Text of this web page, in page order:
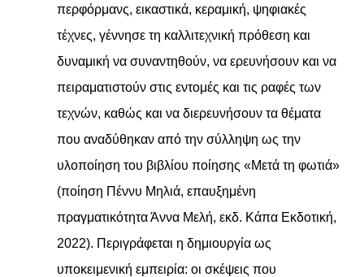
περφόρμανς, εικαστικά, κεραμική, ψηφιακές
τέχνες, γέννησε τη καλλιτεχνική πρόθεση και
δυναμική να συναντηθούν, να ερευνήσουν και να
πειραματιστούν στις εντομές και τις ραφές των
τεχνών, καθώς και να διερευνήσουν τα θέματα
που αναδύθηκαν από την σύλληψη ως την
υλοποίηση του βιβλίου ποίησης «Μετά τη φωτιά»
(ποίηση Πέννυ Μηλιά, επαυξημένη
πραγματικότητα Άννα Μελή, εκδ. Κάπα Εκδοτική,
2022). Περιγράφεται η δημιουργία ως
υποκειμενική εμπειρία: οι σκέψεις που